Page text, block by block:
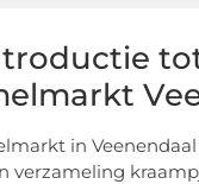
in
verzameling